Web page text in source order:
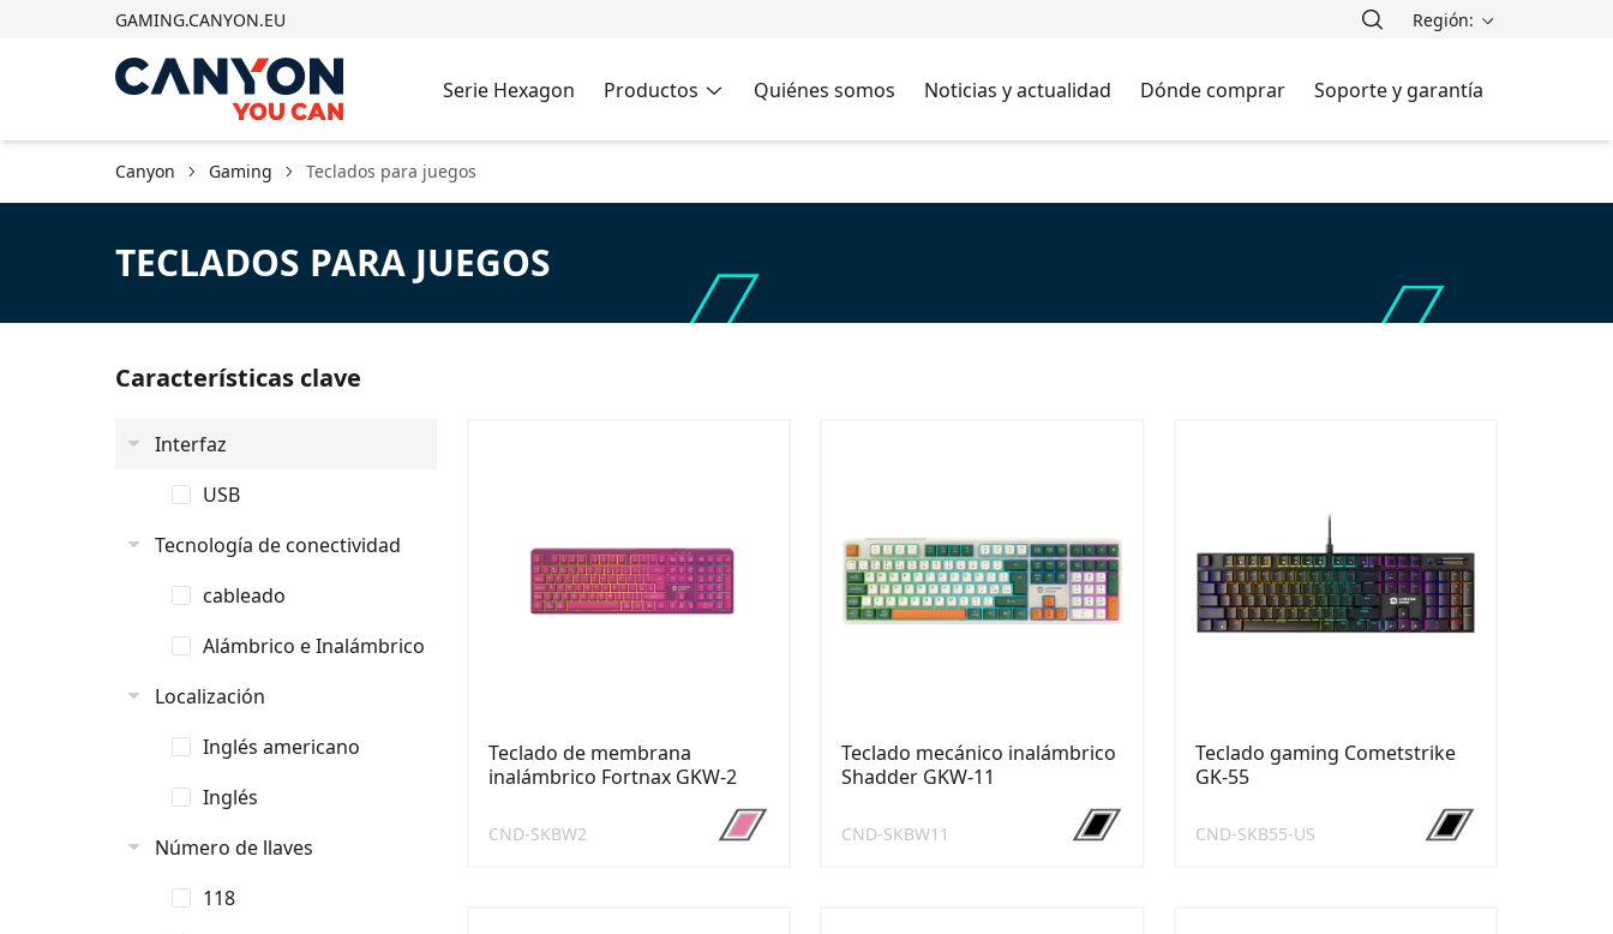
GAMING.CANYON.EU Región:
Serie Hexagon Productos Quiénes somos Noticias y actualidad Dónde comprar Soporte y garantía
Canyon Gaming Teclados para juegos
TECLADOS PARA JUEGOS
Características clave
Interfaz
USB
Tecnología de conectividad
cableado
Alámbrico e Inalámbrico
Localización
Inglés americano
Inglés
Número de llaves
118
Teclado de membrana
inalámbrico Fortnax GKW-2
CND-SKBW2
Teclado mecánico inalámbrico
Shadder GKW-11
CND-SKBW11
Teclado gaming Cometstrike
GK-55
CND-SKB55-US